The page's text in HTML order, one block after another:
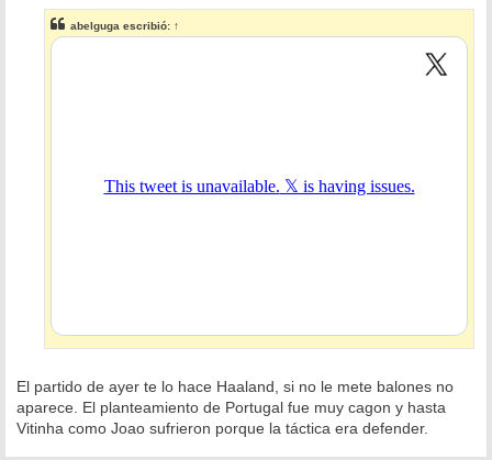
a
abelguga escribió: ↑
El partido de ayer te lo hace Haaland, si no le mete balones no
aparece. El planteamiento de Portugal fue muy cagon y hasta
Vitinha como Joao sufrieron porque la táctica era defender.